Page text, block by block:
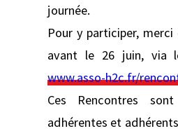
journée.
Pour y participer,
avant le 26 juin, via
www.asso-h2c.fr/
Ces Rencontres
adhérentes et